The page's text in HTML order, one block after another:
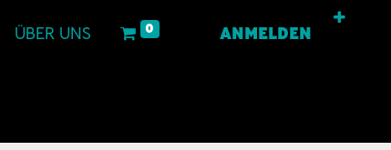
ÜBER UNS 0 ANMELDEN